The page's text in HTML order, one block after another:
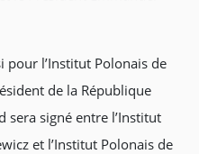
pour l’Institut Polonais de
de la République
sera signé entre l’Institut
et l’Institut Polonais de